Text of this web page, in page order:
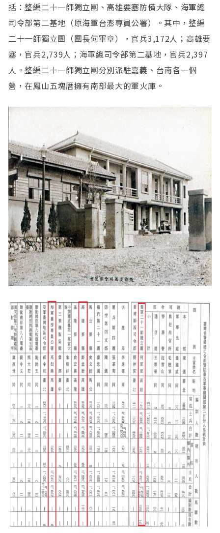
括：整編二十一師獨立團、高雄要塞防備大隊、海軍總
司令部第二基地（原海軍台澎專員公署）。其中，整編
二十一師獨立團（團長何軍章），官兵3,172人；高雄要
塞，官兵2,739人；海軍總司令部第二基地，官兵2,397
人。整編二十一師獨立團分別派駐嘉義、台南各一個
營，在鳳山五塊厝擁有南部最大的軍火庫。